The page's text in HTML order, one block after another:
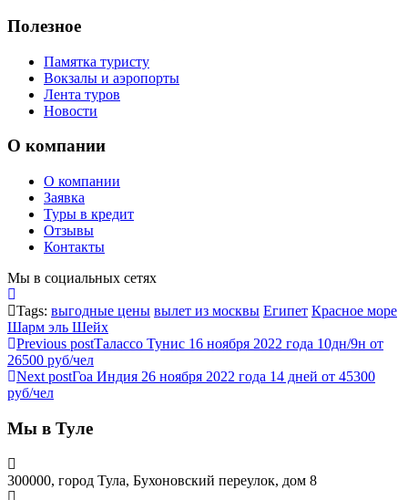
Полезное
Памятка туристу
Вокзалы и аэропорты
Лента туров
Новости
О компании
О компании
Заявка
Туры в кредит
Отзывы
Контакты
Мы в социальных сетях
Tags: выгодные цены вылет из москвы Египет Красное море
Шарм эль Шейх
Previous postТалассо Тунис 16 ноября 2022 года 10дн/9н от
26500 руб/чел
Next postГоа Индия 26 ноября 2022 года 14 дней от 45300
руб/чел
Мы в Туле
300000, город Тула, Бухоновский переулок, дом 8